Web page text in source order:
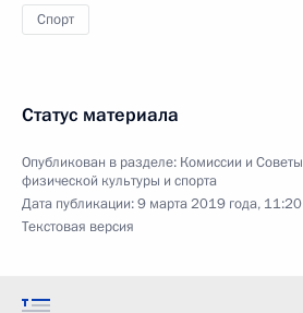
Спорт
Статус материала
Опубликован в разделе: Комиссии и Советы
физической культуры и спорта
Дата публикации:9 марта 2019 года, 11:20
Текстовая версия